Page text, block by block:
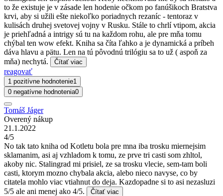
to že existuje je v zásade len hodenie očkom po fanúšikoch Bratstva
krvi, aby si užili ešte niekoľko poriadnych rezaníc - tentoraz v
kulisách druhej svetovej vojny v Rusku. Stále to chrlí vtipom, akcia
je priehľadná a intrigy sú tu na každom rohu, ale pre mňa tomu
chýbal ten wow efekt. Kniha sa číta ľahko a je dynamická a príbeh
dáva hlavu a pätu. Len na tú pôvodnú trilógiu sa to už ( aspoň za
mňa) nechytá.
Čítať viac
reagovať
1 pozitívne hodnotenie1
0 negatívne hodnotenia0
Tomáš Jáger
Overený nákup
21.1.2022
4/5
No tak tato kniha od Kotletu bola pre mna iba trosku miernejsim
sklamanim, asi aj vzhladom k tomu, ze prve tri casti som zhltol,
akoby nic. Stalingrad mi prisiel, ze sa trosku vlecie, sem-tam boli
casti, ktorym mozno chybala akcia, alebo nieco navyse, co by
citatela mohlo viac vtiahnut do deja. Kazdopadne si to asi nezasluzi
5/5 ale ani menej ako 4/5.
Čítať viac